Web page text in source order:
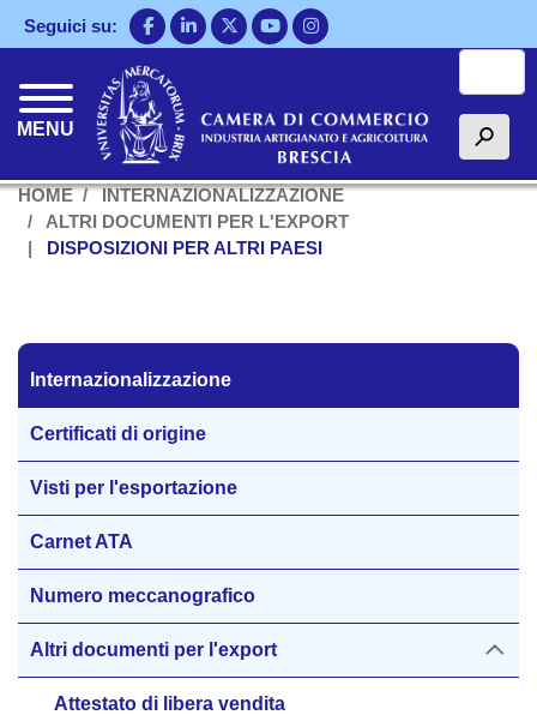
Salta
al
Seguici su:
MENU h
HOME
INTERNAZIONALIZZAZIONE
ALTRI DOCUMENTI PER L'EXPORT
DISPOSIZIONI PER ALTRI PAESI
Internazionalizzazione
Internazionalizzazione
Certificati di origine
Visti per l'esportazione
Carnet ATA
Numero meccanografico
Altri documenti per l'export
Attestato di libera vendita